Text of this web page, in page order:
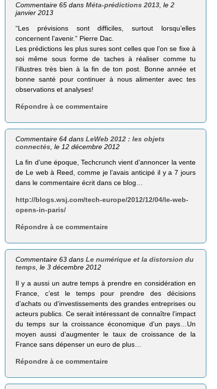
Commentaire 65 dansMéta-prédictions 2013 , le 2
janvier 2013
“Les prévisions sont difficiles, surtout lorsqu’elles
concernent l’avenir.” Pierre Dac.
Les prédictions les plus sures sont celles que l’on se fixe à
soi même sous forme de taches à réaliser comme tu
l’illustres très bien à la fin de ton post. Bonne année et
bonne santé pour continuer à nous alimenter avec tes
observations et analyses!
Répondre à ce commentaire
Commentaire 64 dansLeWeb 2012 : les objets
connectés , le 12 décembre 2012
La fin d’une époque, Techcrunch vient d’annoncer la vente
de Le web à Reed, comme je l’avais anticipé il y a 7 jours
dans le commentaire écrit dans ce blog…
http://blogs.wsj.com/tech-europe/2012/12/04/le-web-
opens-in-paris/
Répondre à ce commentaire
Commentaire 63 dansLe numérique et la distorsion du
temps, le 3 décembre 2012
Il y a aussi un autre temps à prendre en considération en
France, c’est le temps pour prendre des décisions
d’achats ou d’investissements des grandes entreprises ou
acteurs publics. Ce serait intéressant de connaître l’impact
du temps sur la croissance économique d’un pays…Un
moyen aussi d’augmenter le taux de croissance de la
France sans dépenser un euro de plus…
Répondre à ce commentaire